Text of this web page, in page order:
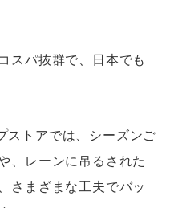
スパ抜群で、日本でも
ストアでは、シーズンご
、レーンに吊るされた
さまざまな工夫でバッ